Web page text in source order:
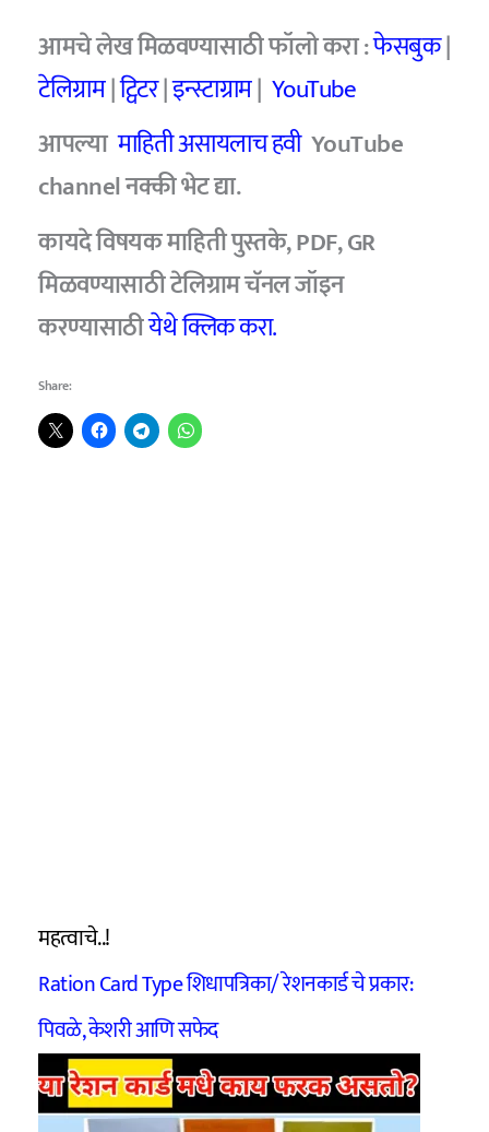
आमचेलेख मिळवण्यासाठी फॉलो करा :फेसबुक|
टेलिग्राम|ट्विटर|इन्स्टाग्राम| YouTube
आपल्या माहिती असायलाच हवी YouTube
channelनक्की भेट द्या.
कायदे विषयक माहिती पुस्तके, PDF, GR
मिळवण्यासाठी टेलिग्राम चॅनल जॉइन
करण्यासाठीयेथे क्लिक करा.
Share:
महत्वाचे..!
Ration Card Type शिधापत्रिका/ रेशनकार्ड चे प्रकार:
पिवळे, केशरी आणि सफेद